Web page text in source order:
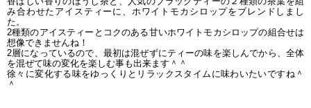
み合わせたアイスティーに、ホワイトモカシロップをブレンドしまし
た。
2種類のアイスティーとコクのある甘いホワイトモカシロップの組合せは
想像できませんね！
2層になっているので、最初は混ぜずにティーの味を楽しんでから、全体
を混ぜて味の変化を楽しむ事も出来ます＾＾
徐々に変化する味をゆっくりとリラックスタイムに味わいたいですね＾
＾